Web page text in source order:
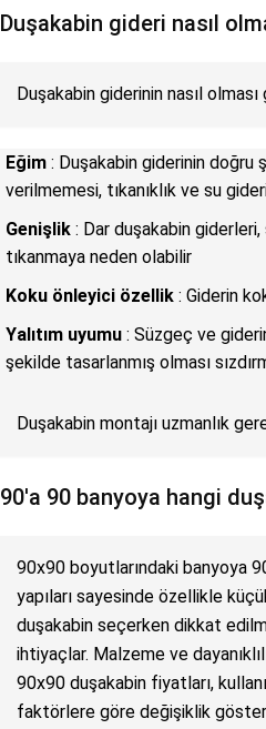
Duşakabin gideri nasıl
Duşakabin giderinin nasıl
Eğim : Duşakabin giderinin doğru
verilmemesi, tıkanıklık ve su
Genişlik : Dar duşakabin giderleri,
tıkanmaya neden olabilir
Koku önleyici özellik : Giderin
Yalıtım uyumu : Süzgeç ve
şekilde tasarlanmış olması
Duşakabin montajı uzmanlık
90'a 90 banyoya hangi
90x90 boyutlarındaki banyoya
yapıları sayesinde özellikle
duşakabin seçerken dikkat
ihtiyaçlar. Malzeme ve
90x90 duşakabin fiyatları,
faktörlere göre değişiklik